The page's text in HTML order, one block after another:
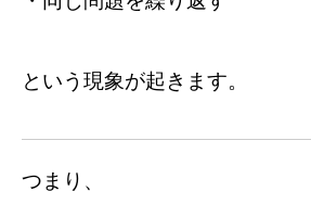
という現象が起きます。
つまり、